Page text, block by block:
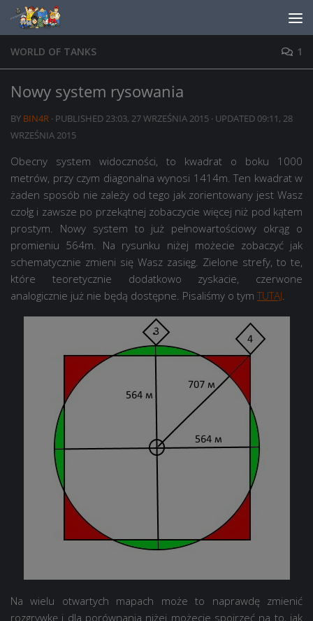
Skip to content
WORLD OF TANKS 1
Nowy system rysowania
BY BIN4R · PUBLISHED 23:03, 27 WRZEŚNIA 2015 · UPDATED 09:11, 28
WRZEŚNIA 2015
Obecny system widoczności, to kwadrat o boku 1000
metrów, przy czym diagonalna wynosi 1414m. Ten kwadrat w
żaden sposób nie zależy od tego jak zorientowany jest Wasz
czołg i zawsze po przekątnej zobaczycie więcej niż pod kątem
prostym. Nowy system to już pełnowartościowy okrąg o
promieniu 564m. Na rysunku niżej możecie zobaczyć jak
schematycznie zmieni się Wasz zasięg. Zielone strefy, to te,
które teoretycznie dodatkowo zyskacie, czerwone
analogicznie już nie będą dostępne. Pisaliśmy o tymTUTAJ.
Na wielu otwartych mapach może to naprawdę zmienić
rozgrywkę i dla porównania niżej możecie spojrzeć na to, jak